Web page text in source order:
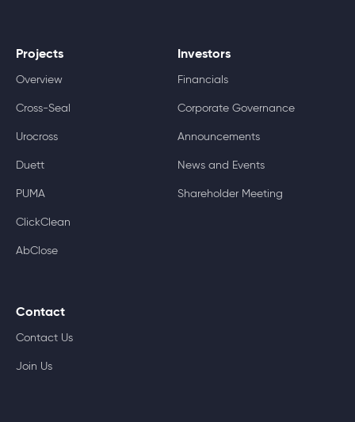
Projects
Overview
Cross-Seal
Urocross
Duett
PUMA
ClickClean
AbClose
Investors
Financials
Corporate Governance
Announcements
News and Events
Shareholder Meeting
Contact
Contact Us
Join Us